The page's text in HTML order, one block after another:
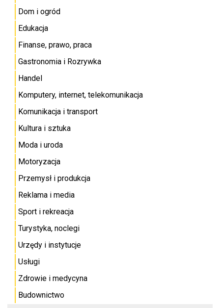
Dom i ogród
Edukacja
Finanse, prawo, praca
Gastronomia i Rozrywka
Handel
Komputery, internet, telekomunikacja
Komunikacja i transport
Kultura i sztuka
Moda i uroda
Motoryzacja
Przemysł i produkcja
Reklama i media
Sport i rekreacja
Turystyka, noclegi
Urzędy i instytucje
Usługi
Zdrowie i medycyna
Budownictwo